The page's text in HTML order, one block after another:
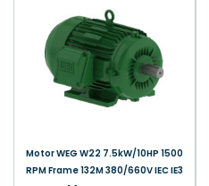
Motor WEG W22 7.5kW/10HP 1500
RPM Frame 132M 380/660V IEC IE3